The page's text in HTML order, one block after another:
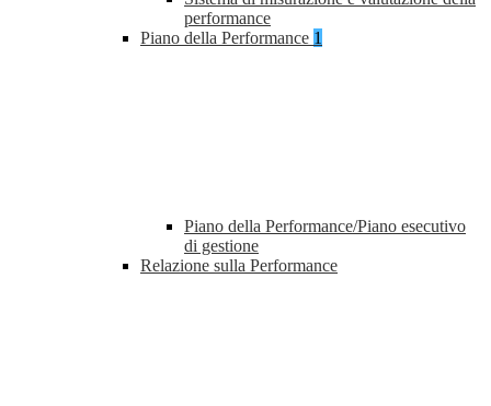
performance
Piano della Performance 1
Piano della Performance/Piano esecutivo
di gestione
Relazione sulla Performance